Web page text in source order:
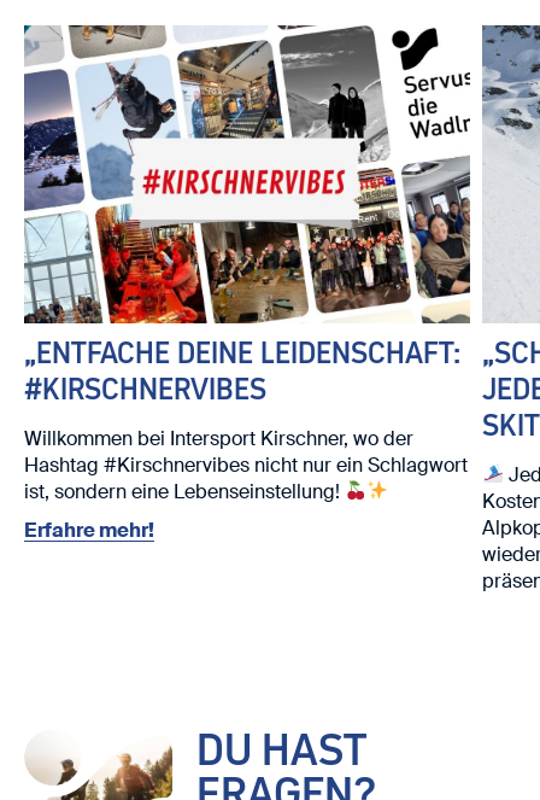
„ENTFACHE DEINE LEIDENSCHAFT:
#KIRSCHNERVIBES
Willkommen bei Intersport Kirschner, wo der
Hashtag #Kirschnervibes nicht nur ein Schlagwort
ist, sondern eine Lebenseinstellung!
Erfahre mehr!
DU HAST